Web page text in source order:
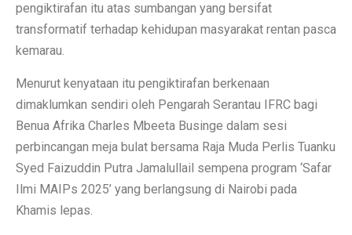
pengiktirafan itu atas sumbangan yang bersifat
transformatif terhadap kehidupan masyarakat rentan pasca
kemarau.
Menurut kenyataan itu pengiktirafan berkenaan
dimaklumkan sendiri oleh Pengarah Serantau IFRC bagi
Benua Afrika Charles Mbeeta Businge dalam sesi
perbincangan meja bulat bersama Raja Muda Perlis Tuanku
Syed Faizuddin Putra Jamalullail sempena program ‘Safar
Ilmi MAIPs 2025’ yang berlangsung di Nairobi pada
Khamis lepas.